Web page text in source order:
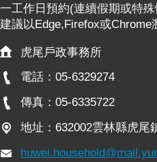
一工作日預約(連續假期或特殊
建議以Edge,Firefox或Chrome
虎尾戶政事務所
電話：05-6329274
傳真：05-6335722
地址：632002雲林縣虎尾